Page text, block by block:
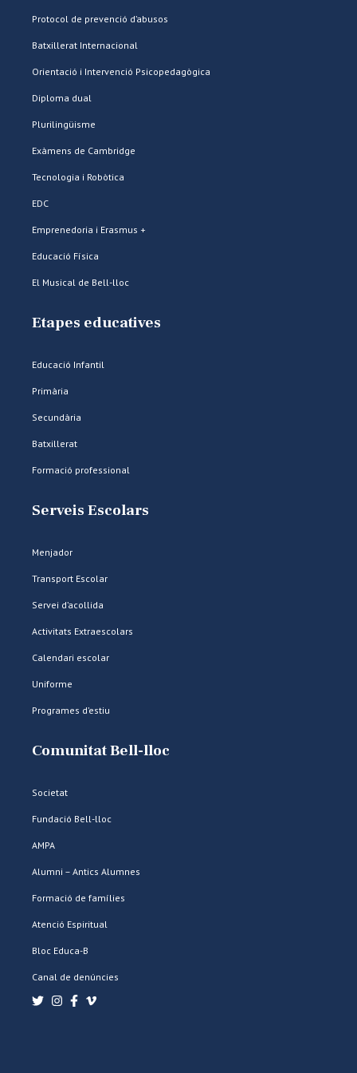
Protocol de prevenció d’abusos
Batxillerat Internacional
Orientació i Intervenció Psicopedagògica
Diploma dual
Plurilingüisme
Exàmens de Cambridge
Tecnologia i Robòtica
EDC
Emprenedoria i Erasmus +
Educació Física
El Musical de Bell-lloc
Etapes educatives
Educació Infantil
Primària
Secundària
Batxillerat
Formació professional
Serveis Escolars
Menjador
Transport Escolar
Servei d’acollida
Activitats Extraescolars
Calendari escolar
Uniforme
Programes d’estiu
Comunitat Bell-lloc
Societat
Fundació Bell-lloc
AMPA
Alumni – Antics Alumnes
Formació de famílies
Atenció Espiritual
Bloc Educa-B
Canal de denúncies